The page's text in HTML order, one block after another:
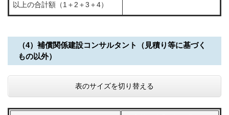
以上の合計額（1＋2＋3＋4）
（4）補償関係建設コンサルタント（見積り等に基づく
もの以外）
表のサイズを切り替える